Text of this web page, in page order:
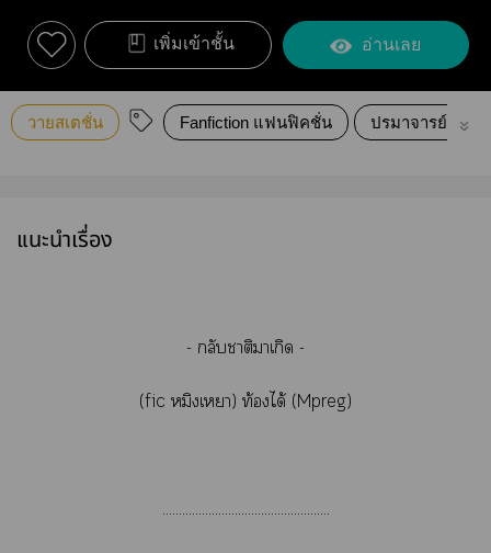
เพิ่มเข้าชั้น อ่านเลย
วายสเตชั่น Fanfiction แฟนฟิคชั่น ปรมาจารย์ลัทธิม
แนะนำเรื่อง
- กลับาติาเกิด -
(fic หมิงเา) ท้องได้ (Mpreg)
...................................................